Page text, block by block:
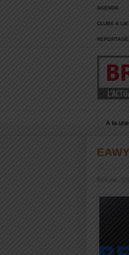
AGENDA
CLUBS &
A la une
Écrit par :